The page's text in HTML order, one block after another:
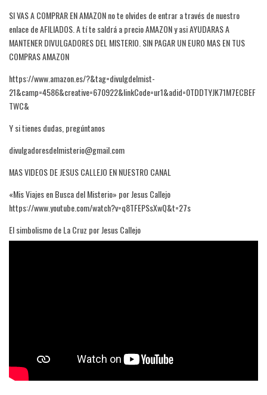
SI VAS A COMPRAR EN AMAZON no te olvides de entrar a través de nuestro
enlace de AFILIADOS. A tí te saldrá a precio AMAZON y asi AYUDARAS A
MANTENER DIVULGADORES DEL MISTERIO. SIN PAGAR UN EURO MAS EN TUS
COMPRAS AMAZON
https://www.amazon.es/?&tag=divulgdelmist-
21&camp=4586&creative=670922&linkCode=ur1&adid=0TDDTYJK71M7ECBEF
TWC&
Y si tienes dudas, pregúntanos
divulgadoresdelmisterio@gmail.com
MAS VIDEOS DE JESUS CALLEJO EN NUESTRO CANAL
«Mis Viajes en Busca del Misterio» por Jesus Callejo
https://www.youtube.com/watch?v=q8TFEPSsXwQ&t=27s
El simbolismo de La Cruz por Jesus Callejo